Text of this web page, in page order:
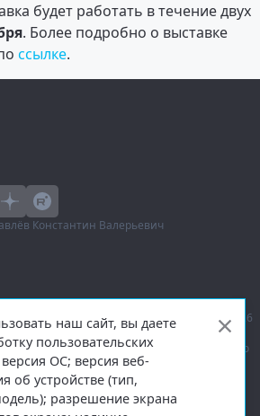
будет работать в течение двух
. Более подробно о выставке
ссылке.
Константин Валерьевич
агентство Регион 29»,
© 2016–2026
ответственностью «Агентство
средств массовой
74226от 09.11.2018 выдано Федеральной
наш сайт, вы даете
пользовательских
ОС; версия веб-
об устройстве (тип,
разрешение экрана